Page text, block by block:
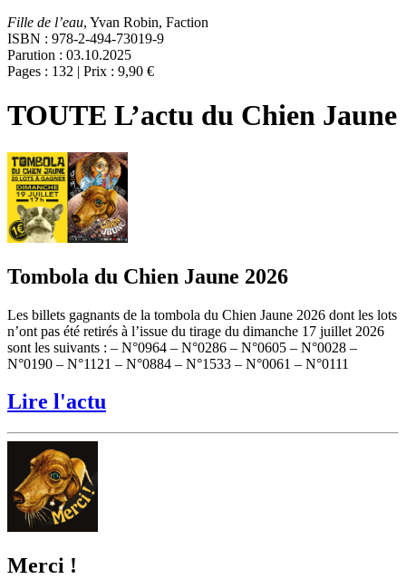
Fille de l’eau, Yvan Robin, Faction
ISBN : 978-2-494-73019-9
Parution : 03.10.2025
Pages : 132 | Prix : 9,90 €
TOUTE L’actu du Chien Jaune
Tombola du Chien Jaune 2026
Les billets gagnants de la tombola du Chien Jaune 2026 dont les lots
n’ont pas été retirés à l’issue du tirage du dimanche 17 juillet 2026
sont les suivants : – N°0964 – N°0286 – N°0605 – N°0028 –
N°0190 – N°1121 – N°0884 – N°1533 – N°0061 – N°0111
Lire l'actu
Merci !